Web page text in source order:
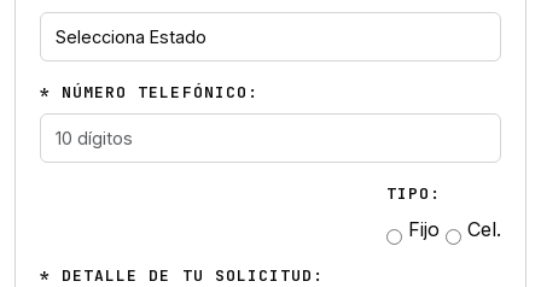
* NÚMERO TELEFÓNICO:
TIPO:
Fijo Cel.
* DETALLE DE TU SOLICITUD: